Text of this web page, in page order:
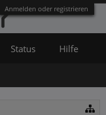
Anmelden oder registrieren
Status Hilfe